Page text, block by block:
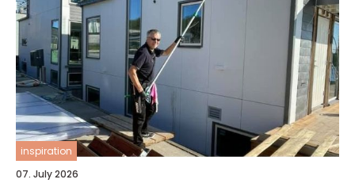
inspiration
07. July 2026